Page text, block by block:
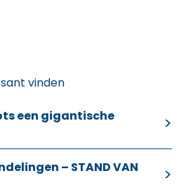
vinden
een gigantische
– STAND VAN